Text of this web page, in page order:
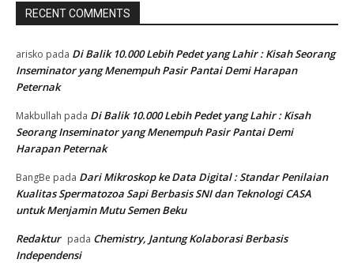
RECENT COMMENTS
arisko pada Di Balik 10.000 Lebih Pedet yang Lahir : Kisah Seorang
Inseminator yang Menempuh Pasir Pantai Demi Harapan
Peternak
Makbullah pada Di Balik 10.000 Lebih Pedet yang Lahir : Kisah
Seorang Inseminator yang Menempuh Pasir Pantai Demi
Harapan Peternak
BangBe pada Dari Mikroskop ke Data Digital : Standar Penilaian
Kualitas Spermatozoa Sapi Berbasis SNI dan Teknologi CASA
untuk Menjamin Mutu Semen Beku
Redaktur pada Chemistry, Jantung Kolaborasi Berbasis
Independensi